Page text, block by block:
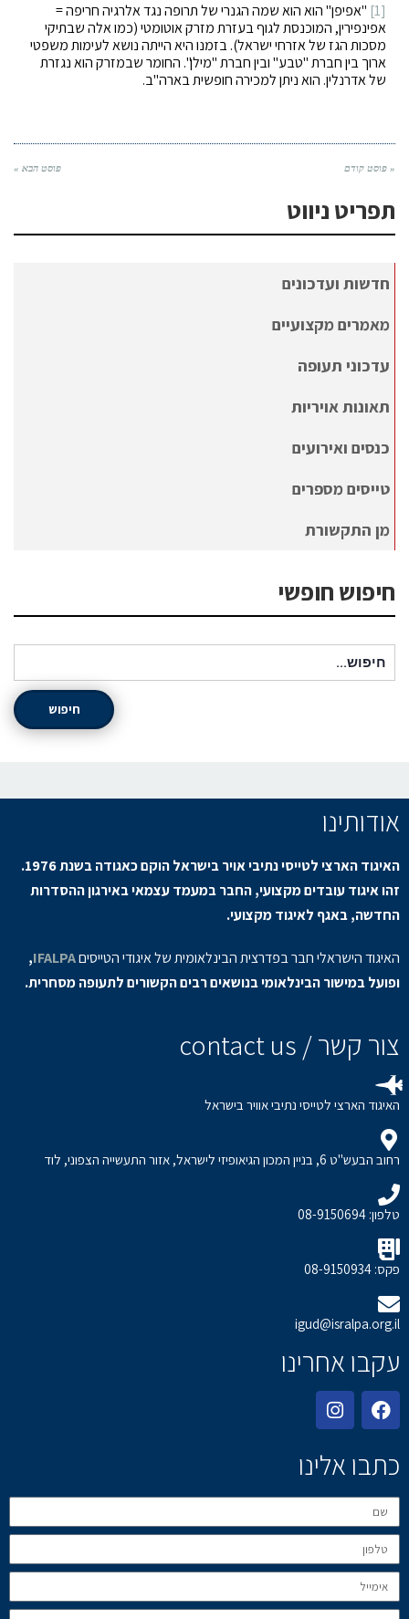
[1]
"אפיפן" הוא הוא שמה הגנרי של תרופה נגד אלרגיה חריפה =
אפינפירין, המוכנסת לגוף בעזרת מזרק אוטומטי (כמו אלה שבתיקי
מסכות הגז של אזרחי ישראל). בזמנו היא הייתה נושא לעימות משפטי
ארוך בין חברת "טבע" ובין חברת "מילן". החומר שבמזרק הוא נגזרת
של אדרנלין. הוא ניתן למכירה חופשית בארה"ב.
« פוסט קודם פוסט הבא »
תפריט ניווט
חדשות ועדכונים
מאמרים מקצועיים
עדכוני תעופה
תאונות אויריות
כנסים ואירועים
טייסים מספרים
מן התקשורת
חיפוש חופשי
חיפוש
אודותינו
האיגוד הארצי לטייסי נתיבי אויר בישראל הוקם כאגודה בשנת 1976.
זהו איגוד עובדים מקצועי, החבר במעמד עצמאי באירגון ההסדרות
החדשה, באגף לאיגוד מקצועי.
האיגוד הישראלי חבר בפדרצית הבינלאומית של איגודי הטייסיםIFALPA
,
ופועל במישור הבינלאומי בנושאים רבים הקשורים לתעופה מסחרית.
צור קשר / contact us
האיגוד הארצי לטייסי נתיבי אוויר בישראל
רחוב הבעש"ט 6, בניין המכון הגיאופיזי לישראל, אזור התעשייה הצפוני, לוד
טלפון: 08-9150694
פקס: 08-9150934
igud@isralpa.org.il
עקבו אחרינו
כתבו אלינו